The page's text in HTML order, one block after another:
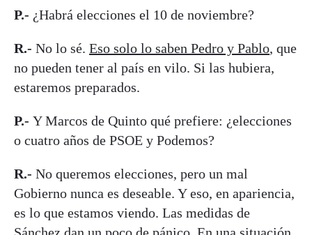
P.- ¿Habrá elecciones el 10 de noviembre?
R.- No lo sé. Eso solo lo saben Pedro y Pablo, que
no pueden tener al país en vilo. Si las hubiera,
estaremos preparados.
P.- Y Marcos de Quinto qué prefiere: ¿elecciones
o cuatro años de PSOE y Podemos?
R.- No queremos elecciones, pero un mal
Gobierno nunca es deseable. Y eso, en apariencia,
es lo que estamos viendo. Las medidas de
Sánchez dan un poco de pánico. En una situación